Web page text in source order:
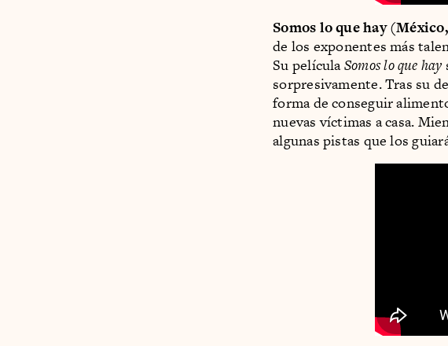
Somos lo que hay
de los exponentes más
Su películaSomos lo que hay
sorpresivamente. Tras su
forma de conseguir
nuevas víctimas a casa.
algunas pistas que los